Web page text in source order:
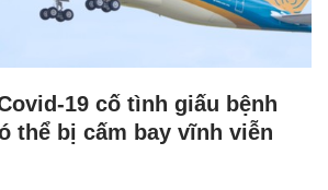
19 cố tình giấu bệnh
thể bị cấm bay vĩnh viễn